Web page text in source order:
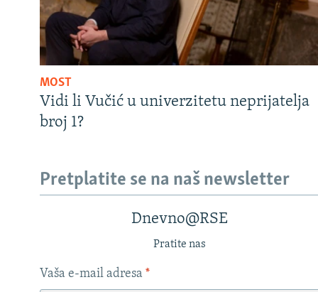
MOST
Vidi li Vučić u univerzitetu neprijatelja
broj 1?
Pretplatite se na naš newsletter
Dnevno@RSE
Pratite nas
Vaša e-mail adresa *